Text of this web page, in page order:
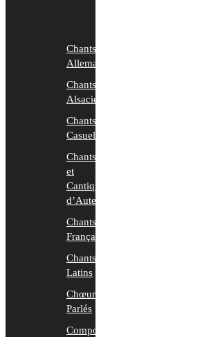
Chants
Allemands
Chants
Alsaciens
Chants
Casuels
Chants
et
Cantiques
d’Auteurs
Chants
Français
Chants
Latins
Chœurs
Parlés
Compositions